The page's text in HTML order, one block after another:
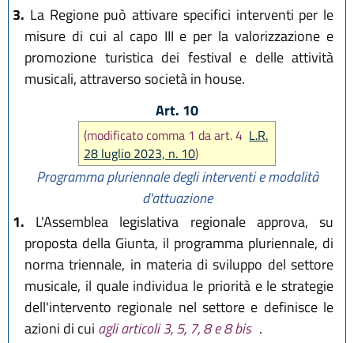
3. La Regione può attivare specifici interventi per le
misure di cui al capo III e per la valorizzazione e
promozione turistica dei festival e delle attività
musicali, attraverso società in house.
Art. 10
(modificato comma 1 da art. 4 L.R.
28 luglio 2023, n. 10)
Programma pluriennale degli interventi e modalità
d'attuazione
1. L'Assemblea legislativa regionale approva, su
proposta della Giunta, il programma pluriennale, di
norma triennale, in materia di sviluppo del settore
musicale, il quale individua le priorità e le strategie
dell'intervento regionale nel settore e definisce le
azioni di cui agli articoli 3, 5, 7, 8 e 8 bis .